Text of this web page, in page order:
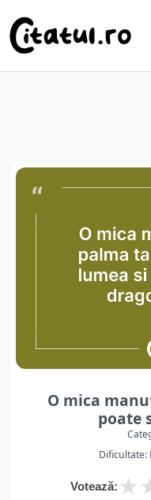
O mica
poate
Dificultate:
Votează: ★